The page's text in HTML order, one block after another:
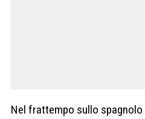
Nel frattempo sullo spagnolo